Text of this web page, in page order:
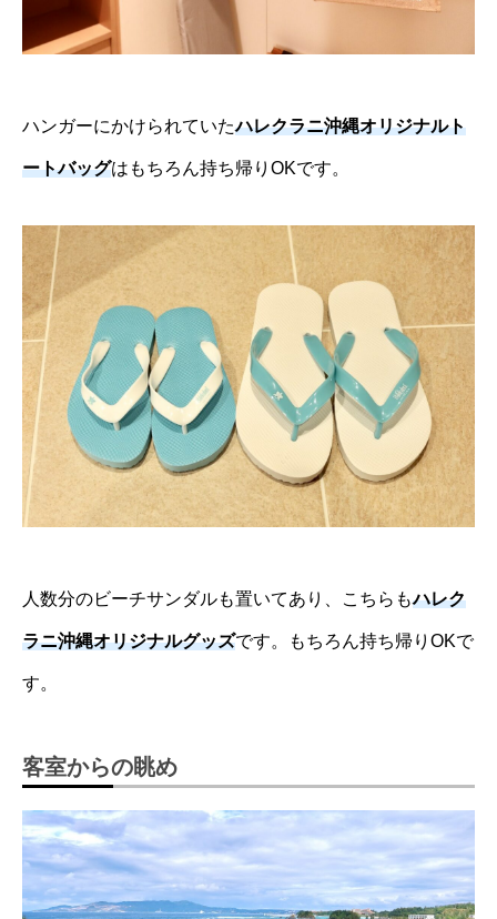
ハンガーにかけられていたハレクラニ沖縄オリジナルト
ートバッグはもちろん持ち帰りOKです。
人数分のビーチサンダルも置いてあり、こちらもハレク
ラニ沖縄オリジナルグッズです。もちろん持ち帰りOKで
す。
客室からの眺め